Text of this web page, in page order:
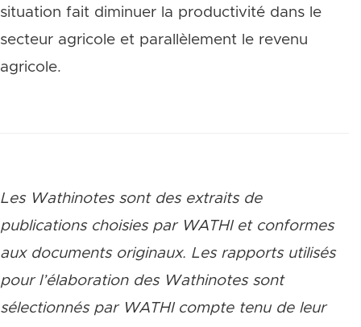
situation fait diminuer la productivité dans le
secteur agricole et parallèlement le revenu
agricole.
Les Wathinotes sont des extraits de
publications choisies par WATHI et conformes
aux documents originaux. Les rapports utilisés
pour l’élaboration des Wathinotes sont
sélectionnés par WATHI compte tenu de leur